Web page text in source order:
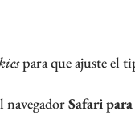
para que ajuste el
navegadorSafari